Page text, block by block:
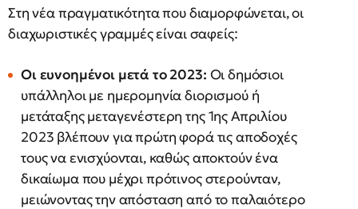
Στη νέα πραγματικότητα που διαμορφώνεται, οι
διαχωριστικές γραμμές είναι σαφείς:
Οι ευνοημένοι μετά το 2023: Οι δημόσιοι
υπάλληλοι με ημερομηνία διορισμού ή
μετάταξης μεταγενέστερη της 1ης Απριλίου
2023 βλέπουν για πρώτη φορά τις αποδοχές
τους να ενισχύονται, καθώς αποκτούν ένα
δικαίωμα που μέχρι πρότινος στερούνταν,
μειώνοντας την απόσταση από το παλαιότερο